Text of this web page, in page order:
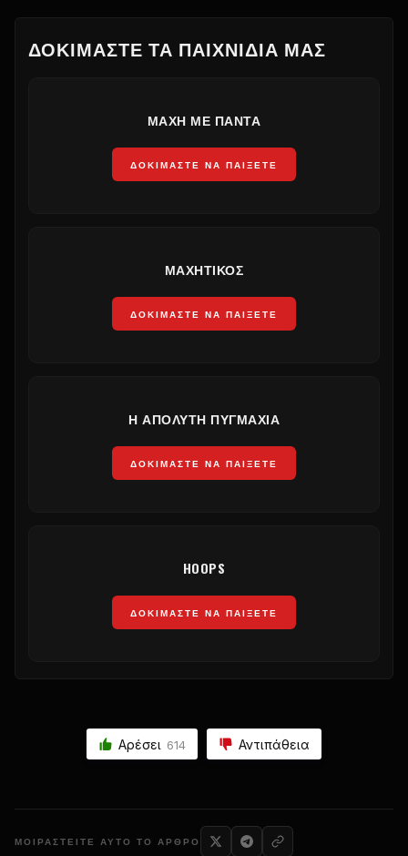
ΔΟΚΙΜΆΣΤΕ ΤΑ ΠΑΙΧΝΊΔΙΑ ΜΑΣ
ΜΆΧΗ ΜΕ ΠΆΝΤΑ
ΔΟΚΙΜΆΣΤΕ ΝΑ ΠΑΊΞΕΤΕ
ΜΑΧΗΤΙΚΌΣ
ΔΟΚΙΜΆΣΤΕ ΝΑ ΠΑΊΞΕΤΕ
Η ΑΠΌΛΥΤΗ ΠΥΓΜΑΧΊΑ
ΔΟΚΙΜΆΣΤΕ ΝΑ ΠΑΊΞΕΤΕ
HOOPS
ΔΟΚΙΜΆΣΤΕ ΝΑ ΠΑΊΞΕΤΕ
Αρέσει 614 Αντιπάθεια
ΜΟΙΡΑΣΤΕΊΤΕ ΑΥΤΌ ΤΟ ΆΡΘΡΟ